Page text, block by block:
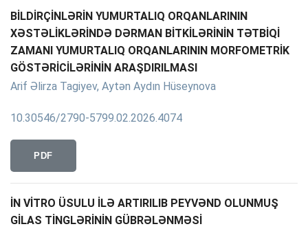
BİLDİRÇİNLƏRİN YUMURTALIQ ORQANLARININ
XƏSTƏLİKLƏRİNDƏ DƏRMAN BİTKİLƏRİNİN TƏTBİQİ
ZAMANI YUMURTALIQ ORQANLARININ MORFOMETRİK
GÖSTƏRİCİLƏRİNİN ARAŞDIRILMASI
Arif Əlirza Tagiyev, Aytən Aydın Hüseynova
10.30546/2790-5799.02.2026.4074
PDF
İN VİTRO ÜSULU İLƏ ARTIRILIB PEYVƏND OLUNMUŞ
GİLAS TİNGLƏRİNİN GÜBRƏLƏNMƏSİ